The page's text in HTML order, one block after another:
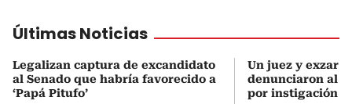
Últimas Noticias
Legalizan captura de excandidato
al Senado que habría favorecido a
‘Papá Pitufo’
Un juez y exzar
denunciaron al
por instigación